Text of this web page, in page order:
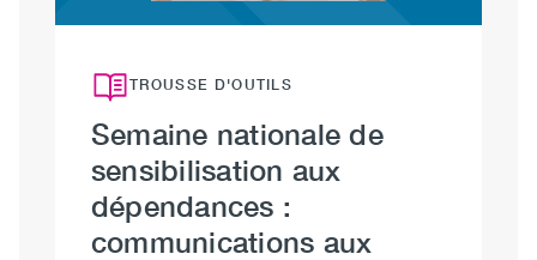
TROUSSE D'OUTILS
Semaine nationale de
sensibilisation aux
dépendances :
communications aux